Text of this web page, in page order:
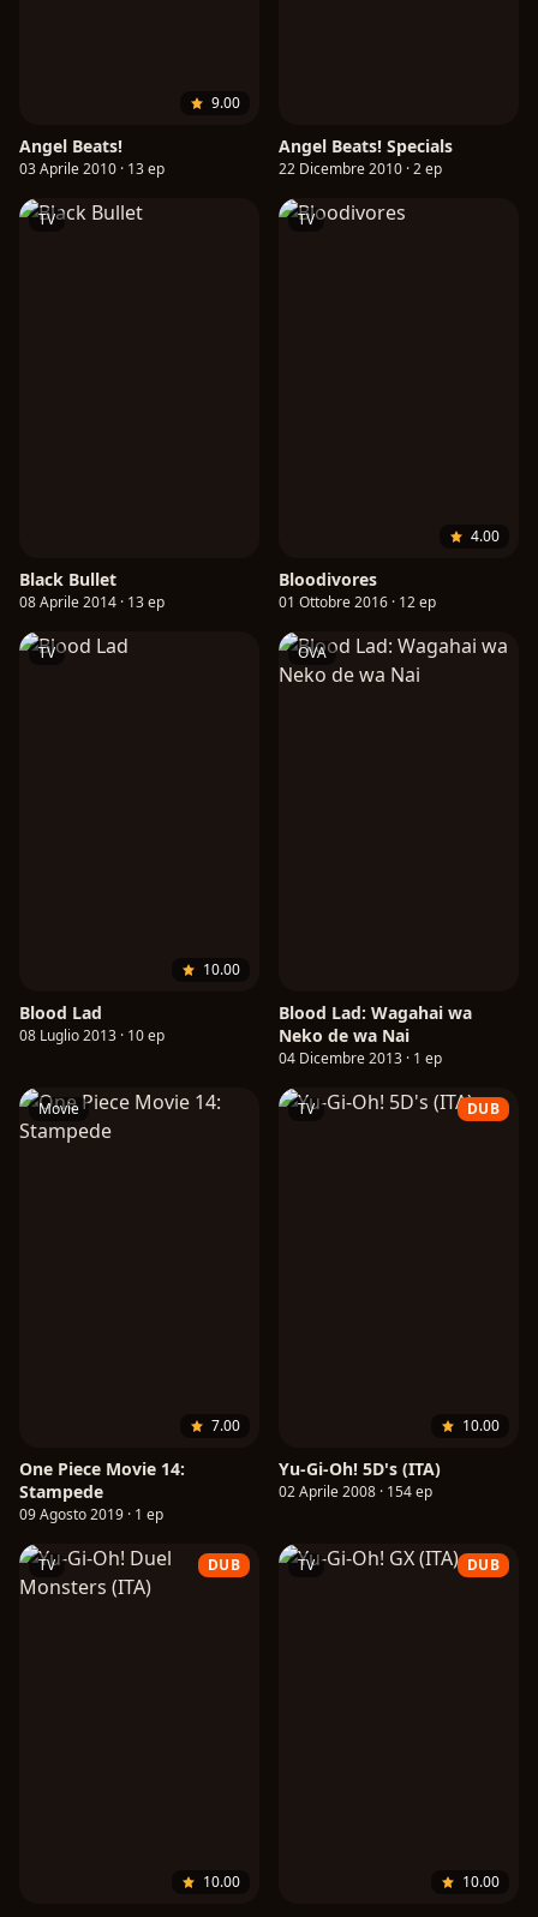
9.00
Angel Beats!
03 Aprile 2010 · 13 ep
Angel Beats! Specials
22 Dicembre 2010 · 2 ep
TV
Black Bullet
08 Aprile 2014 · 13 ep
TV
4.00
Bloodivores
01 Ottobre 2016 · 12 ep
TV
10.00
Blood Lad
08 Luglio 2013 · 10 ep
OVA
Blood Lad: Wagahai wa
Neko de wa Nai
04 Dicembre 2013 · 1 ep
Movie
7.00
One Piece Movie 14:
Stampede
09 Agosto 2019 · 1 ep
TV DUB
10.00
Yu-Gi-Oh! 5D's (ITA)
02 Aprile 2008 · 154 ep
TV DUB
10.00
TV DUB
10.00